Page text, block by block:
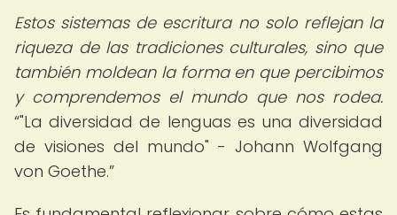
Estos sistemas de escritura no solo reflejan la
riqueza de las tradiciones culturales, sino que
también moldean la forma en que percibimos
y comprendemos el mundo que nos rodea.
"La diversidad de lenguas es una diversidad
de visiones del mundo" - Johann Wolfgang
von Goethe.